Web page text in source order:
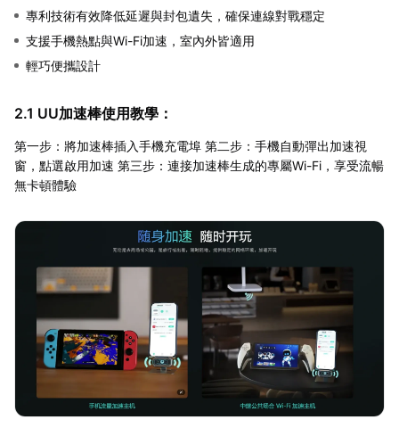
專利技術有效降低延遲與封包遺失，確保連線對戰穩定
支援手機熱點與Wi-Fi加速，室內外皆適用
輕巧便攜設計
2.1 UU加速棒使用教學：
第一步：將加速棒插入手機充電埠 第二步：手機自動彈出加速視
窗，點選啟用加速 第三步：連接加速棒生成的專屬Wi-Fi，享受流暢
無卡頓體驗